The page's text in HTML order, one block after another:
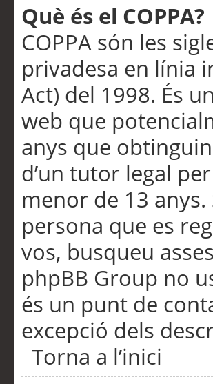
Què és el COPPA?
COPPA són les
privadesa en línia
Act) del 1998. És
web que
anys que
d’un tutor legal
menor de 13
persona que es
vos, busqueu
phpBB Group no
és un punt de
excepció dels
Torna a l’inici